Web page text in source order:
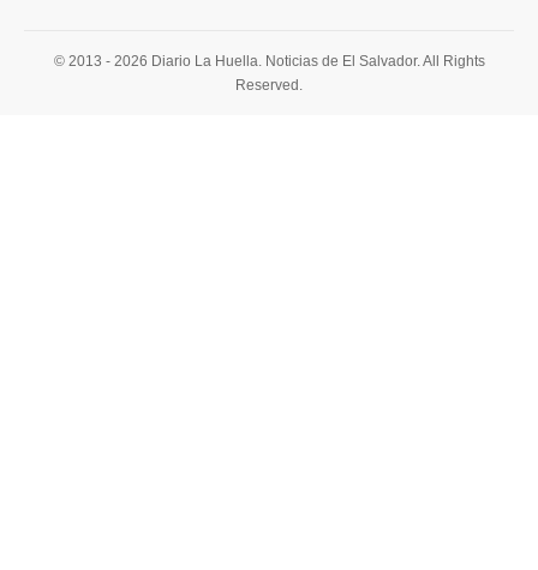
© 2013 - 2026 Diario La Huella. Noticias de El Salvador. All Rights
Reserved.